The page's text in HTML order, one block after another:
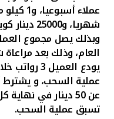
عملاء
شهريا،
العام، وذلك بعد
يودع
عملية السحب، و يشترط
عن 50 دينار في
تسبق عملية السحب.